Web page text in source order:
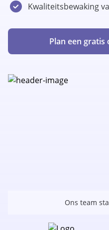
Kwaliteitsbewaking
Plan een
Ons team